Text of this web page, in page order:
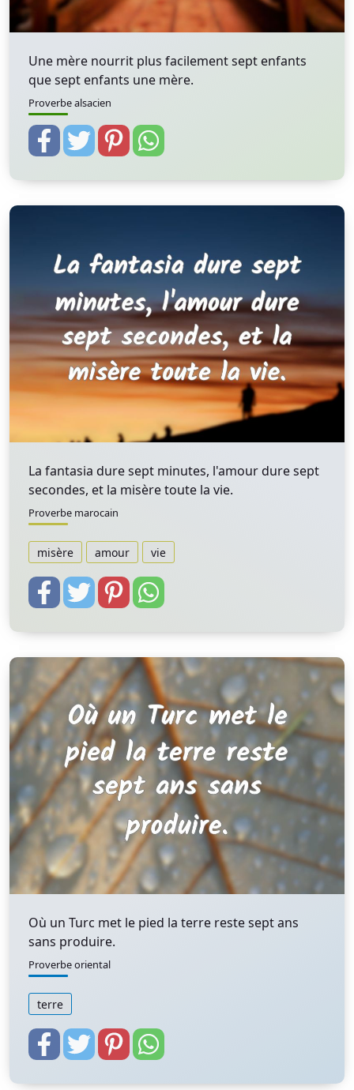
Une mère nourrit plus facilement sept enfants
que sept enfants une mère.
Proverbe alsacien
La fantasia dure sept minutes, l'amour dure sept
secondes, et la misère toute la vie.
Proverbe marocain
misère amour vie
Où un Turc met le pied la terre reste sept ans
sans produire.
Proverbe oriental
terre